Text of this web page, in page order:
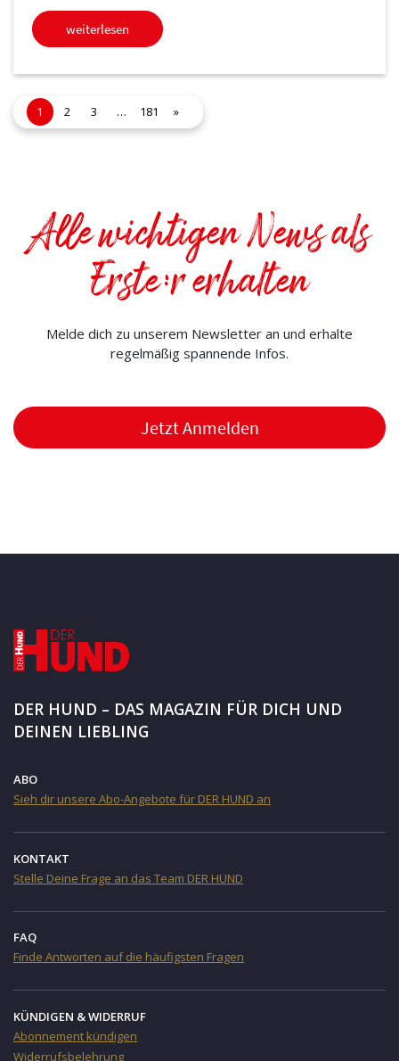
weiterlesen
1 2 3 … 181 »
Alle wichtigen News als
Erste:r erhalten
Melde dich zu unserem Newsletter an und erhalte
regelmäßig spannende Infos.
Jetzt Anmelden
DER HUND – DAS MAGAZIN FÜR DICH UND
DEINEN LIEBLING
ABO
Sieh dir unsere Abo-Angebote für DER HUND an
KONTAKT
Stelle Deine Frage an das Team DER HUND
FAQ
Finde Antworten auf die häufigsten Fragen
KÜNDIGEN & WIDERRUF
Abonnement kündigen
Widerrufsbelehrung